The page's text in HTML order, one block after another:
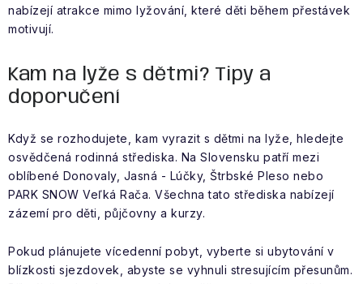
nabízejí atrakce mimo lyžování, které děti během přestávek
motivují.
Kam na lyže s dětmi? Tipy a
doporučení
Když se rozhodujete, kam vyrazit s dětmi na lyže, hledejte
osvědčená rodinná střediska. Na Slovensku patří mezi
oblíbené Donovaly, Jasná - Lúčky, Štrbské Pleso nebo
PARK SNOW Veľká Rača. Všechna tato střediska nabízejí
zázemí pro děti, půjčovny a kurzy.
Pokud plánujete vícedenní pobyt, vyberte si ubytování v
blízkosti sjezdovek, abyste se vyhnuli stresujícím přesunům.